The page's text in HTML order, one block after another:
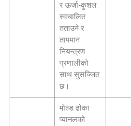
र ऊर्जा-कुशल
स्वचालित
तताउने र
तापमान
नियन्त्रण
प्रणालीको
साथ सुसज्जित
छ।
मोल्ड ढोका
प्यानलको